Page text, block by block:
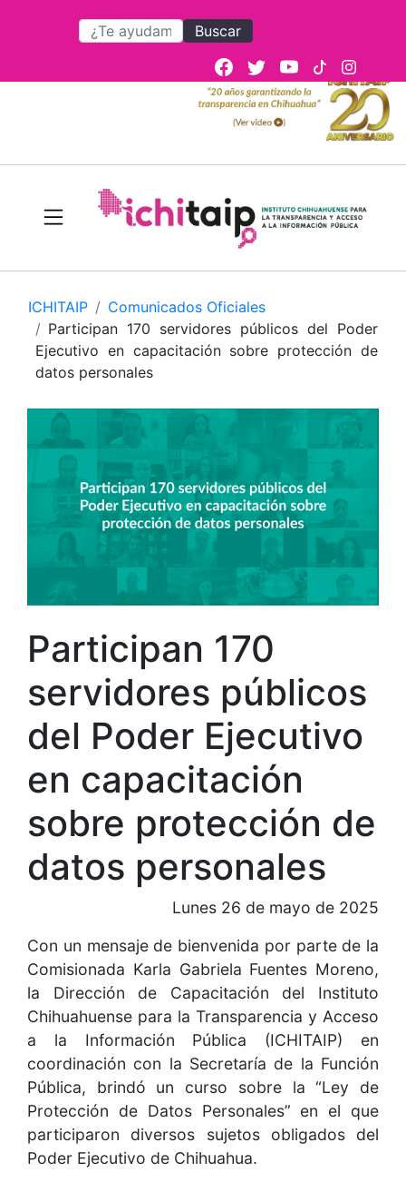
Buscar
ICHITAIP
Comunicados Oficiales
Participan 170 servidores públicos del Poder
Ejecutivo en capacitación sobre protección de
datos personales
Participan 170
servidores públicos
del Poder Ejecutivo
en capacitación
sobre protección de
datos personales
Lunes 26 de mayo de 2025
Con un mensaje de bienvenida por parte de la
Comisionada Karla Gabriela Fuentes Moreno,
la Dirección de Capacitación del Instituto
Chihuahuense para la Transparencia y Acceso
a la Información Pública (ICHITAIP) en
coordinación con la Secretaría de la Función
Pública, brindó un curso sobre la “Ley de
Protección de Datos Personales” en el que
participaron diversos sujetos obligados del
Poder Ejecutivo de Chihuahua.